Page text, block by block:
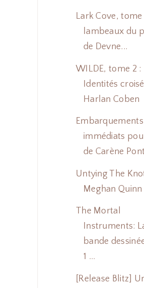
Lark Cove, tome
lambeaux du
de Devne...
WILDE, tome 2 :
Identités
Harlan Coben
Embarquements
immédiats
de Carène
Untying The
Meghan Quinn
The Mortal
Instruments:
bande
1 ...
[Release Blitz]